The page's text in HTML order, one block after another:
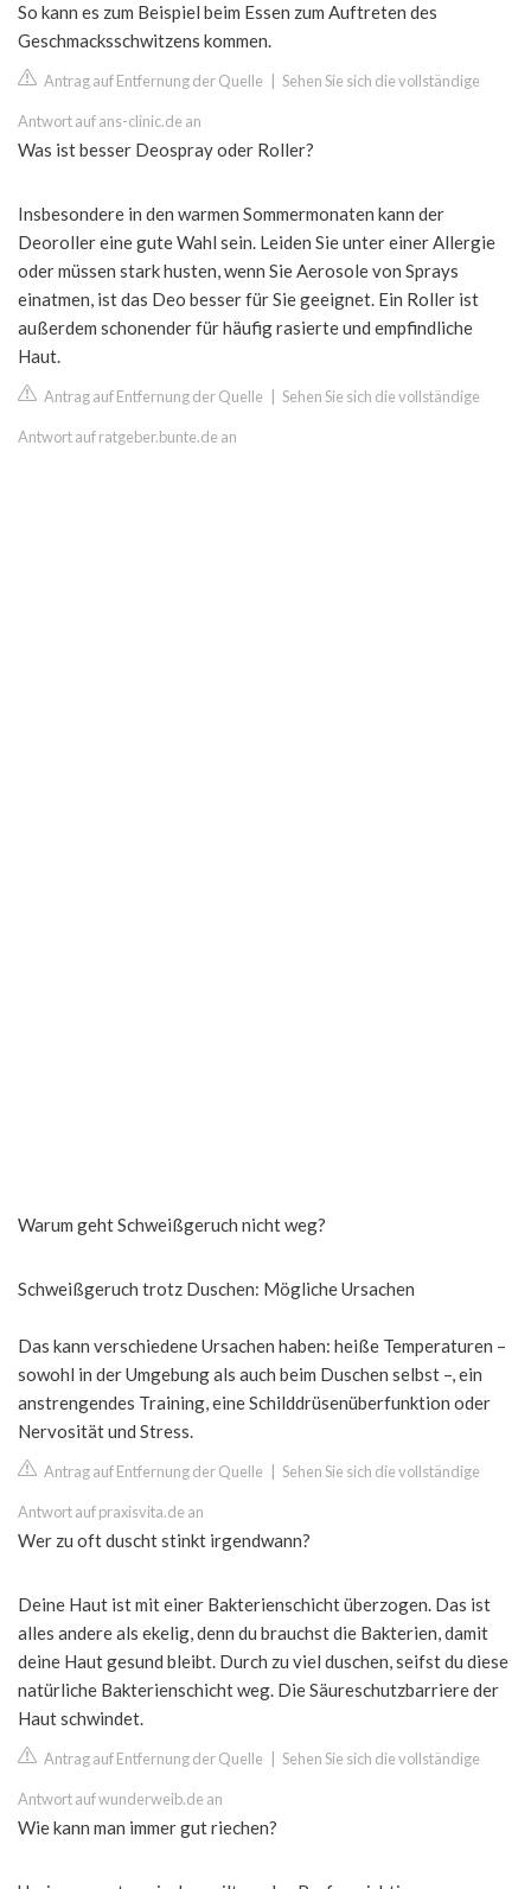
So kann es zum Beispiel beim Essen zum Auftreten des
Geschmacksschwitzens kommen.
Antrag auf Entfernung der Quelle Sehen Sie sich die vollständige
Antwort auf ans-clinic.de an
Was ist besser Deospray oder Roller?
Insbesondere in den warmen Sommermonaten kann der
Deoroller eine gute Wahl sein. Leiden Sie unter einer Allergie
oder müssen stark husten, wenn Sie Aerosole von Sprays
einatmen, ist das Deo besser für Sie geeignet. Ein Roller ist
außerdem schonender für häufig rasierte und empfindliche
Haut.
Antrag auf Entfernung der Quelle Sehen Sie sich die vollständige
Antwort auf ratgeber.bunte.de an
Warum geht Schweißgeruch nicht weg?
Schweißgeruch trotz Duschen: Mögliche Ursachen
Das kann verschiedene Ursachen haben: heiße Temperaturen –
sowohl in der Umgebung als auch beim Duschen selbst –, ein
anstrengendes Training, eine Schilddrüsenüberfunktion oder
Nervosität und Stress.
Antrag auf Entfernung der Quelle Sehen Sie sich die vollständige
Antwort auf praxisvita.de an
Wer zu oft duscht stinkt irgendwann?
Deine Haut ist mit einer Bakterienschicht überzogen. Das ist
alles andere als ekelig, denn du brauchst die Bakterien, damit
deine Haut gesund bleibt. Durch zu viel duschen, seifst du diese
natürliche Bakterienschicht weg. Die Säureschutzbarriere der
Haut schwindet.
Antrag auf Entfernung der Quelle Sehen Sie sich die vollständige
Antwort auf wunderweib.de an
Wie kann man immer gut riechen?